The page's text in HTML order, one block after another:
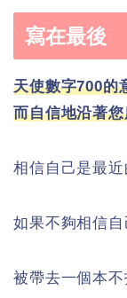
寫在最後
天使數字700的
而自信地沿著
相信自己是最近
如果不夠相信
被帶去一個本不